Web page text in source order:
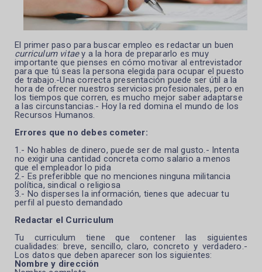
El primer paso para buscar empleo es redactar un buen
curriculum vitaey a la hora de prepararlo es muy
importante que pienses en cómo motivar al entrevistador
para que tú seas la persona elegida para ocupar el puesto
de trabajo.-Una correcta presentación puede ser útil a la
hora de ofrecer nuestros servicios profesionales, pero en
los tiempos que corren, es mucho mejor saber adaptarse
a las circunstancias.- Hoy la red domina el mundo de los
Recursos Humanos.
Errores que no debes cometer:
1.- No hables de dinero, puede ser de mal gusto.- Intenta
no exigir una cantidad concreta como salario a menos
que el empleador lo pida
2.- Es preferibble que no menciones ninguna militancia
política, sindical o religiosa
3.- No disperses la información, tienes que adecuar tu
perfil al puesto demandado
Redactar el Curriculum
Tu curriculum tiene que contener las siguientes
cualidades: breve, sencillo, claro, concreto y verdadero.-
Los datos que deben aparecer son los siguientes:
Nombre y dirección